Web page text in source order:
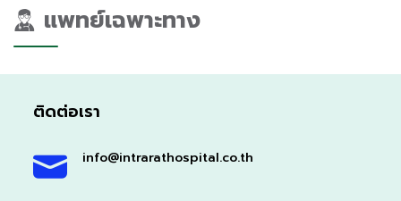
แพทย์เฉพาะทาง
ติดต่อเรา
info@intrarathospital.co.th